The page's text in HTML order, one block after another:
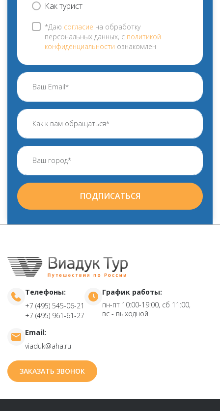
Как турист
*Даю согласие на обработку
персональных данных, с политикой
конфиденциальности ознакомлен
ПОДПИСАТЬСЯ
Телефоны:
+7 (495) 545-06-21
+7 (495) 961-61-27
График работы:
пн-пт 10:00-19:00, сб 11:00,
вс - выходной
Email:
viaduk@aha.ru
ЗАКАЗАТЬ ЗВОНОК